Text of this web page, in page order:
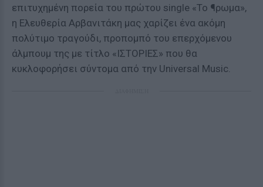
επιτυχημένη πορεία του πρώτου single «Το ¶ρωμα»,
η Ελευθερία Αρβανιτάκη μας χαρίζει ένα ακόμη
πολύτιμο τραγούδι, προπομπό του επερχόμενου
άλμπουμ της με τίτλο «ΙΣΤΟΡΙΕΣ» που θα
κυκλοφορήσει σύντομα από την Universal Music.